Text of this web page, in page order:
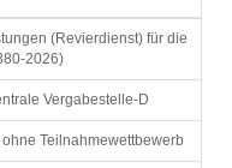
(Revierdienst) für die
2026)
Vergabestelle-D
Teilnahmewettbewerb